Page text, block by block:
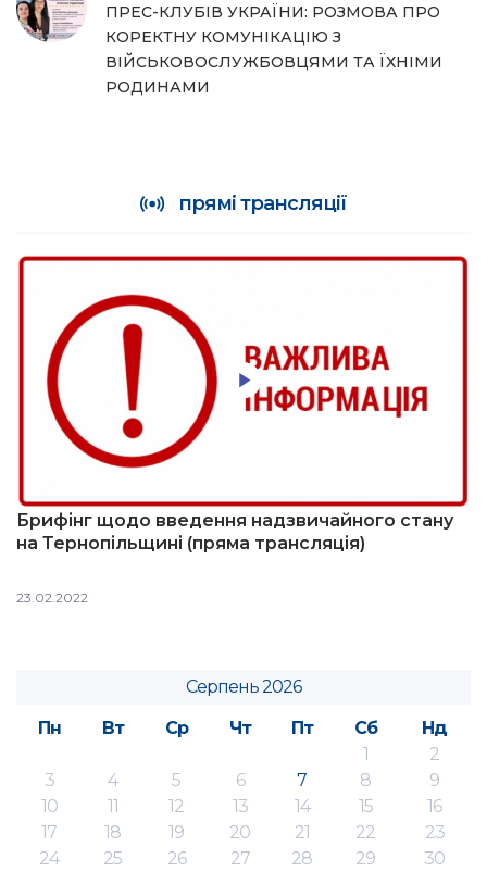
ПРЕС-КЛУБІВ УКРАЇНИ: РОЗМОВА ПРО
КОРЕКТНУ КОМУНІКАЦІЮ З
ВІЙСЬКОВОСЛУЖБОВЦЯМИ ТА ЇХНІМИ
РОДИНАМИ
прямі трансляції
Брифінг щодо введення надзвичайного стану
на Тернопільщині (пряма трансляція)
23.02.2022
Серпень 2026
Пн
Вт Ср Чт Пт Сб
Нд
1
2
3
4 5 6 7 8
9
10
11 12 13 14 15
16
17
18 19 20 21 22
23
24
25 26 27 28 29
30